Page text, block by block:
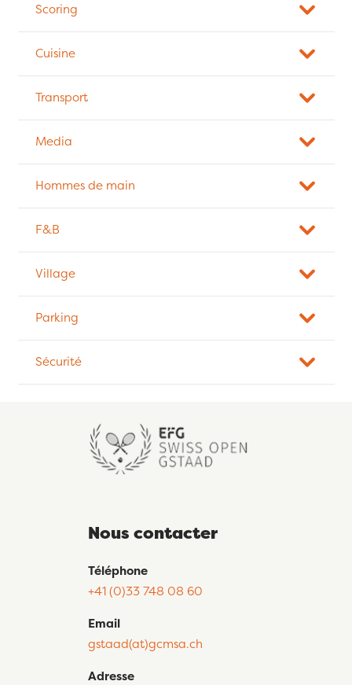
Scoring
Cuisine
Transport
Media
Hommes de main
F&B
Village
Parking
Sécurité
Nous contacter
Téléphone
+41 (0)33 748 08 60
Email
gstaad(at)gcmsa.ch
Adresse